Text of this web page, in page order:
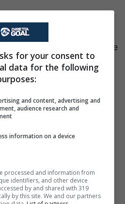
di Tudor, a questo punto
con un problema fisico che
un protagonista della
sei mesi
la Juve? Più di quanto
di sostituire il
club vorrebbe infatti
della Vecchia Signora,
prestito che farebbe,
le parti in causa.
for your consent to
data for the following
and content, advertising and
audience research and
information on a device
processed and information from
identifiers, and other device
by and shared with 319
by this site. We and our partners